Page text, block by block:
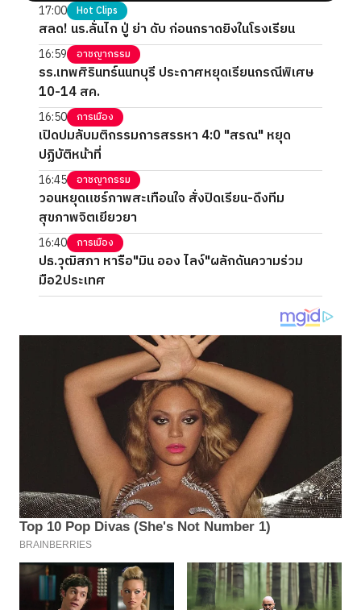
17:00 Hot Clips
สลด! นร.ลั่นไก ปู่ ย่า ดับ ก่อนกราดยิงในโรงเรียน
16:59 อาชญากรรม
รร.เทพศิรินทร์นนทบุรี ประกาศหยุดเรียนกรณีพิเศษ
10-14 สค.
16:50 การเมือง
เปิดปมลับมติกรรมการสรรหา 4:0 "สรณ" หยุด
ปฏิบัติหน้าที่
16:45 อาชญากรรม
วอนหยุดแชร์ภาพสะเทือนใจ สั่งปิดเรียน-ดึงทีม
สุขภาพจิตเยียวยา
16:40 การเมือง
ปธ.วุฒิสภา หารือ"มิน ออง ไลง์"ผลักดันความร่วม
มือ2ประเทศ